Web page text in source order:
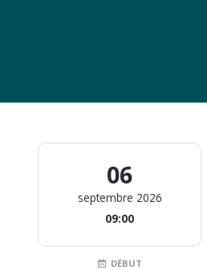
06
septembre 2026
09:00
DÉBUT